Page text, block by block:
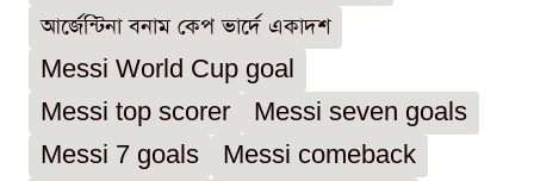
আর্জেন্টিনা বনাম কেপ ভার্দে একাদশ
Messi World Cup goal
Messi top scorer
Messi seven goals
Messi 7 goals
Messi comeback